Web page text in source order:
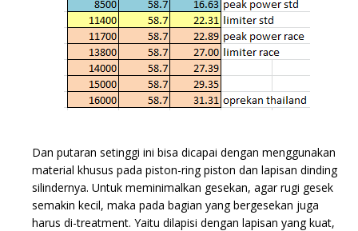
Dan putaran setinggi ini bisa dicapai dengan menggunakan
material khusus pada piston-ring piston dan lapisan dinding
silindernya. Untuk meminimalkan gesekan, agar rugi gesek
semakin kecil, maka pada bagian yang bergesekan juga
harus di-treatment. Yaitu dilapisi dengan lapisan yang kuat,